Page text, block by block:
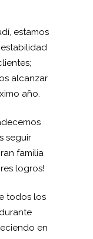
estamos
alcanzar
año.
seguir
familia
logros!
todos los
en